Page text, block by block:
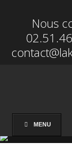
Nous
MENU